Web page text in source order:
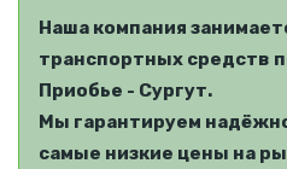
Наша компания
транспортных средств
Приобье - Сургут.
Мы гарантируем
самые низкие цены на